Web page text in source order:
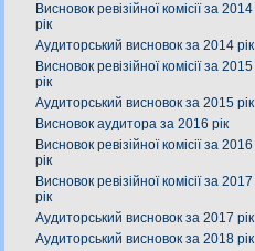
Висновок ревізійної комісії за 2014
рік
Аудиторський висновок за 2014 рік
Висновок ревізійної комісії за 2015
рік
Аудиторський висновок за 2015 рік
Висновок аудитора за 2016 рік
Висновок ревізійної комісії за 2016
рік
Висновок ревізійної комісії за 2017
рік
Аудиторський висновок за 2017 рік
Аудиторський висновок за 2018 рік